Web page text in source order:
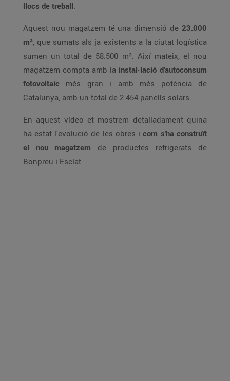
llocs de treball.
Aquest nou magatzem té una dimensió de 23.000
m², que sumats als ja existents a la ciutat logística
sumen un total de 58.500 m². Així mateix, el nou
magatzem compta amb la instal·lació d’autoconsum
fotovoltaic més gran i amb més potència de
Catalunya, amb un total de 2.454 panells solars.
En aquest vídeo et mostrem detalladament quina
ha estat l'evolució de les obres i com s'ha construït
el nou magatzem de productes refrigerats de
Bonpreu i Esclat.